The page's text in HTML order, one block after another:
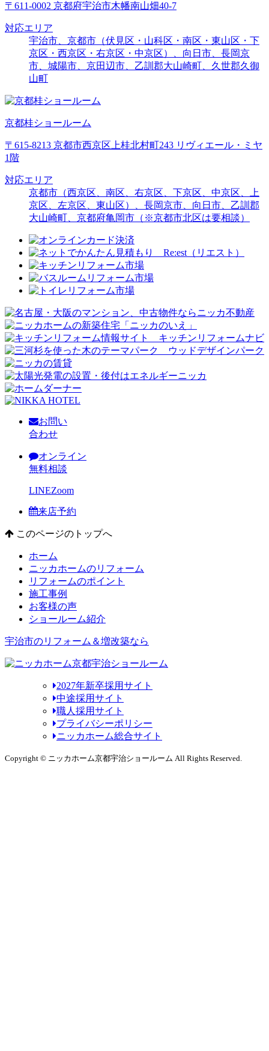
〒611-0002 京都府宇治市木幡南山畑40-7
対応エリア
宇治市、京都市（伏見区・山科区・南区・東山区・下
京区・西京区・右京区・中京区）、向日市、長岡京
市、城陽市、京田辺市、乙訓郡大山崎町、久世郡久御
山町
京都桂ショールーム
〒615-8213 京都市西京区上桂北村町243 リヴィエール・ミヤ
1階
対応エリア
京都市（西京区、南区、右京区、下京区、中京区、上
京区、左京区、東山区）、長岡京市、向日市、乙訓郡
大山崎町、京都府亀岡市（※京都市北区は要相談）
お問い
合わせ
オンライン
無料相談
LINEZoom
来店予約
このページのトップへ
ホーム
ニッカホームのリフォーム
リフォームのポイント
施工事例
お客様の声
ショールーム紹介
宇治市のリフォーム＆増改築なら
2027年新卒採用サイト
中途採用サイト
職人採用サイト
プライバシーポリシー
ニッカホーム総合サイト
Copyright © ニッカホーム京都宇治ショールーム All Rights Reserved.